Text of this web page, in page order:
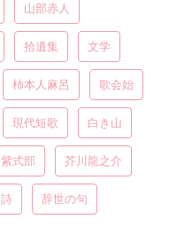
山部赤人
拾遺集 文学
柿本人麻呂 歌会始
現代短歌 白き山
紫式部 芥川龍之介
詩 辞世の句